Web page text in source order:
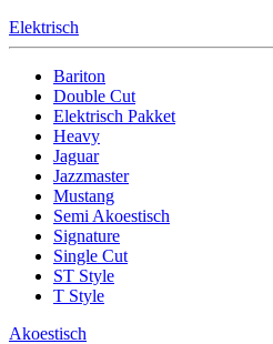
Elektrisch
Bariton
Double Cut
Elektrisch Pakket
Heavy
Jaguar
Jazzmaster
Mustang
Semi Akoestisch
Signature
Single Cut
ST Style
T Style
Akoestisch